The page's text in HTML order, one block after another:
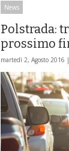
News
Polstrada:
prossimo
martedì 2, Agosto 2016 |